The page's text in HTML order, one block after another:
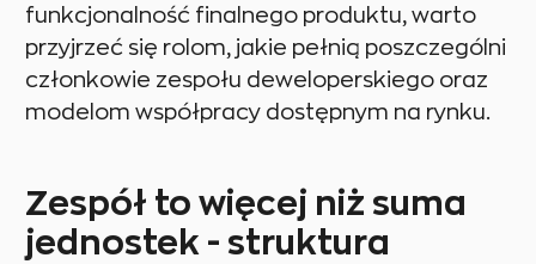
funkcjonalność finalnego produktu, warto
przyjrzeć się rolom, jakie pełnią poszczególni
członkowie zespołu deweloperskiego oraz
modelom współpracy dostępnym na rynku.
Zespół to więcej niż suma
jednostek - struktura